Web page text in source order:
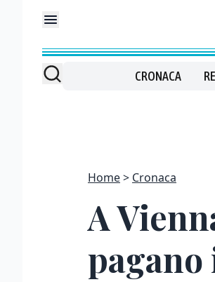
CRONACA
Home Cronaca
A
pagano